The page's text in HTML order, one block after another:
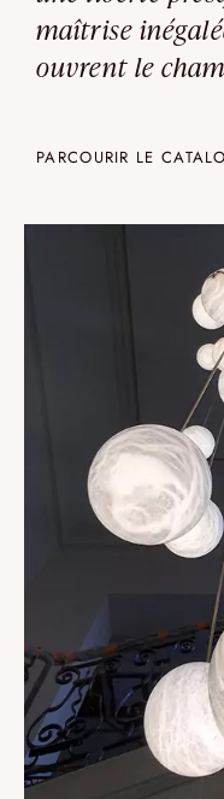
maîtrise
ouvrent le
PARCOURIR LE